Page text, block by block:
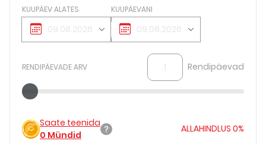
KUUPÄEV ALATES KUUPÄEVANI
RENDIPÄEVADE ARV Rendipäevad
Saate teenida
0 Mündid
ALLAHINDLUS 0%